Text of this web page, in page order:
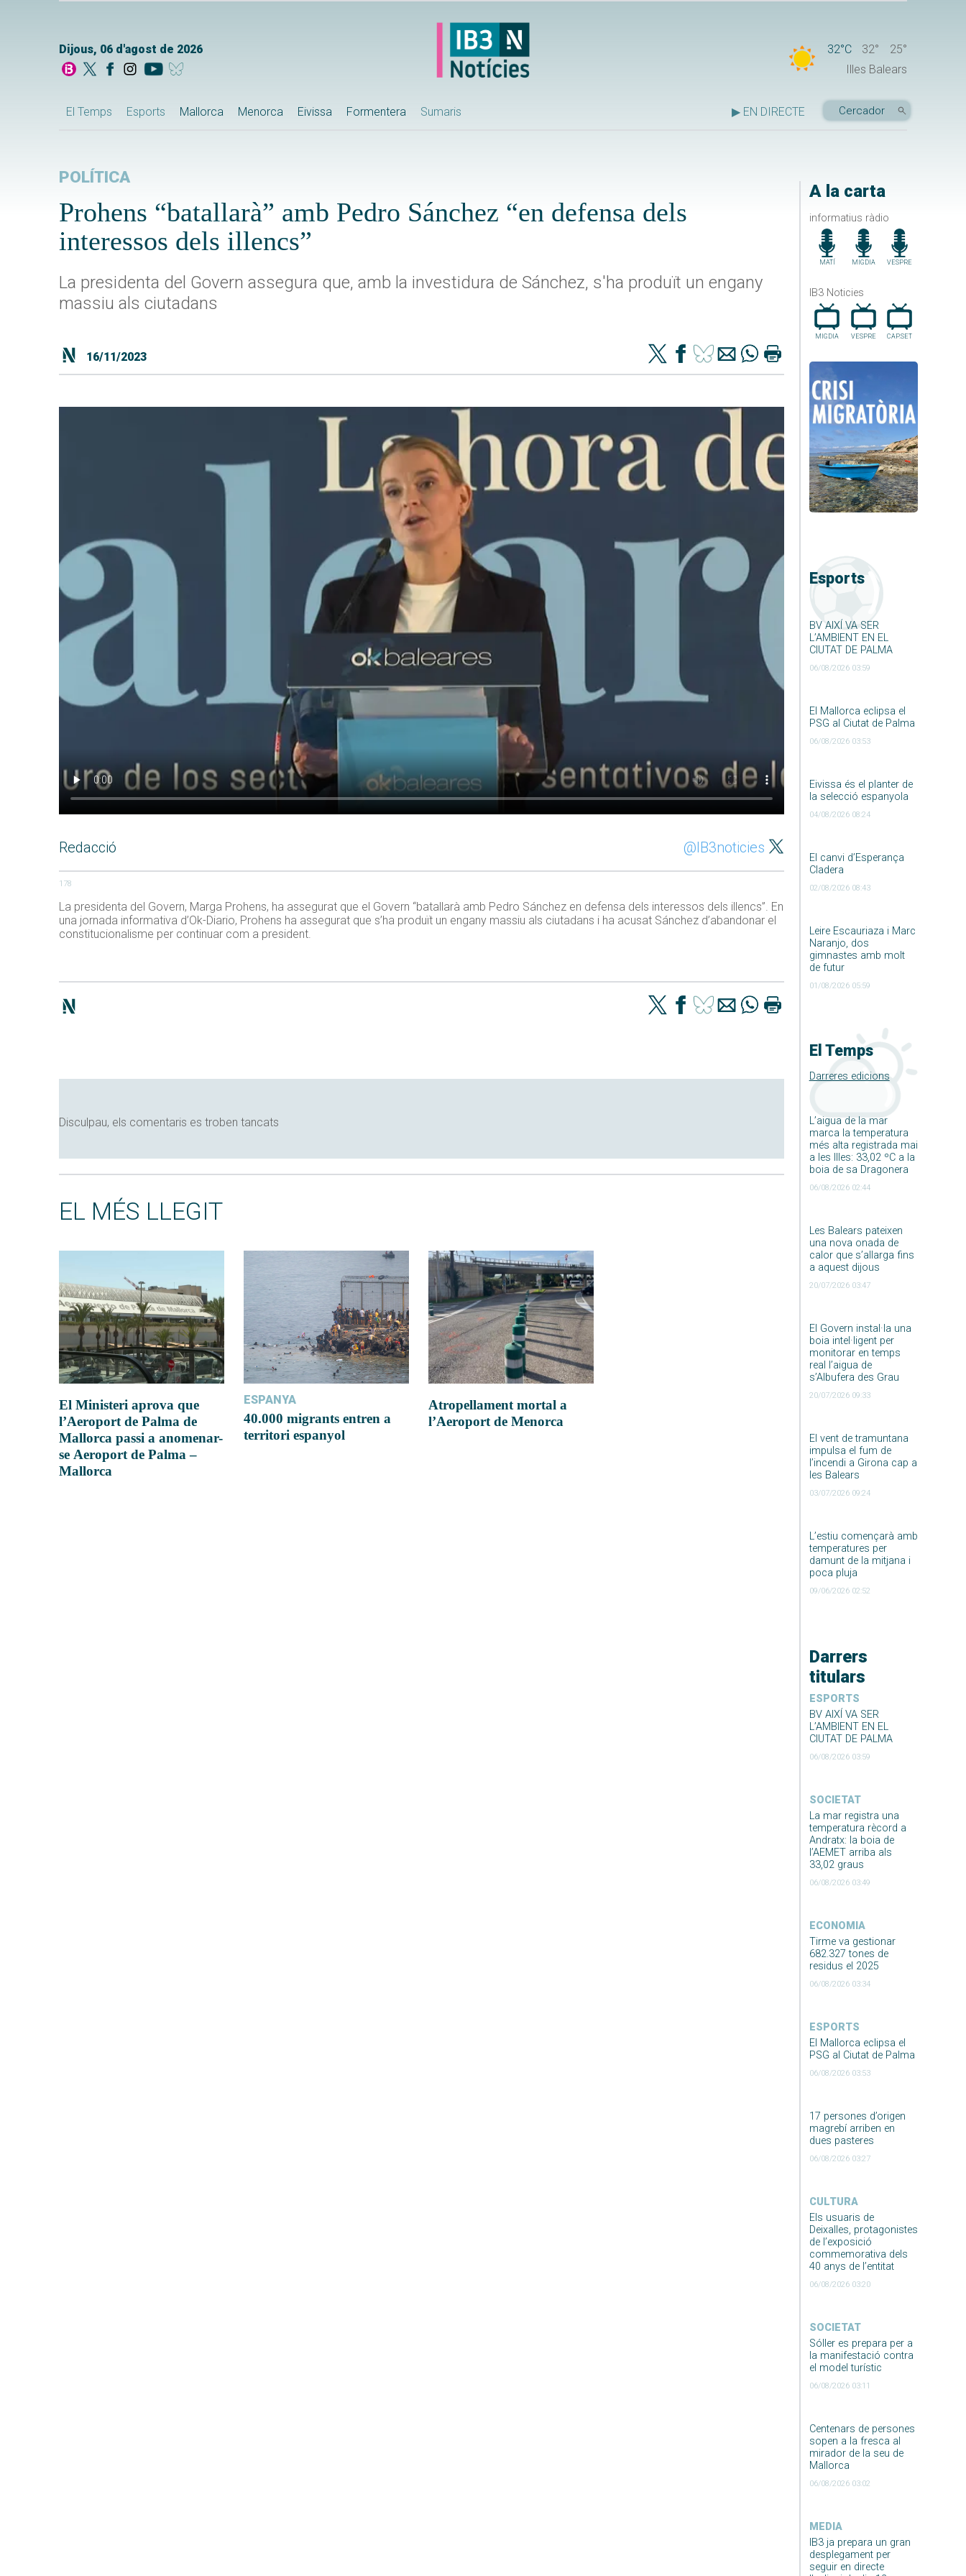
Dijous, 06 d'agost de 2026 32°C 32°
25°
Illes Balears
El Temps Esports Mallorca Menorca Eivissa Formentera Sumaris ▶ EN DIRECTE
A la carta
informatius ràdio
MATÍ MIGDIA VESPRE
IB3 Noticies
MIGDIA VESPRE CAP.SET
Esports
BV AIXÍ VA SER
L’AMBIENT EN EL
CIUTAT DE PALMA
06/08/2026 03:59
El Mallorca eclipsa el
PSG al Ciutat de Palma
06/08/2026 03:53
Eivissa és el planter de
la selecció espanyola
04/08/2026 08:24
El canvi d’Esperança
Cladera
02/08/2026 08:43
Leire Escauriaza i Marc
Naranjo, dos
gimnastes amb molt
de futur
01/08/2026 05:59
El Temps
Darreres edicions
L’aigua de la mar
marca la temperatura
més alta registrada mai
a les Illes: 33,02 ºC a la
boia de sa Dragonera
06/08/2026 02:44
Les Balears pateixen
una nova onada de
calor que s’allarga fins
a aquest dijous
20/07/2026 03:47
El Govern instal·la una
boia intel·ligent per
monitorar en temps
real l’aigua de
s’Albufera des Grau
20/07/2026 09:33
El vent de tramuntana
impulsa el fum de
l’incendi a Girona cap a
les Balears
03/07/2026 09:24
L’estiu començarà amb
temperatures per
damunt de la mitjana i
poca pluja
09/06/2026 02:52
Darrers
titulars
ESPORTS
BV AIXÍ VA SER
L’AMBIENT EN EL
CIUTAT DE PALMA
06/08/2026 03:59
SOCIETAT
La mar registra una
temperatura rècord a
Andratx: la boia de
l’AEMET arriba als
33,02 graus
06/08/2026 03:49
ECONOMIA
Tirme va gestionar
682.327 tones de
residus el 2025
06/08/2026 03:34
ESPORTS
El Mallorca eclipsa el
PSG al Ciutat de Palma
06/08/2026 03:53
17 persones d’origen
magrebí arriben en
dues pasteres
06/08/2026 03:27
CULTURA
Els usuaris de
Deixalles, protagonistes
de l’exposició
commemorativa dels
40 anys de l’entitat
06/08/2026 03:20
SOCIETAT
Sóller es prepara per a
la manifestació contra
el model turístic
06/08/2026 03:11
Centenars de persones
sopen a la fresca al
mirador de la seu de
Mallorca
06/08/2026 03:02
MEDIA
IB3 ja prepara un gran
desplegament per
seguir en directe
POLÍTICA
Prohens “batallarà” amb Pedro Sánchez “en defensa dels
interessos dels illencs”
La presidenta del Govern assegura que, amb la investidura de Sánchez, s'ha produït un engany
massiu als ciutadans
16/11/2023
Redacció @IB3noticies
178
La presidenta del Govern, Marga Prohens, ha assegurat que el Govern “batallarà amb Pedro Sánchez en defensa dels interessos dels illencs”. En
una jornada informativa d’Ok-Diario, Prohens ha assegurat que s’ha produït un engany massiu als ciutadans i ha acusat Sánchez d’abandonar el
constitucionalisme per continuar com a president.
Disculpau, els comentaris es troben tancats
EL MÉS LLEGIT
El Ministeri aprova que
l’Aeroport de Palma de
Mallorca passi a anomenar-
se Aeroport de Palma –
Mallorca
ESPANYA
40.000 migrants entren a
territori espanyol
Atropellament mortal a
l’Aeroport de Menorca